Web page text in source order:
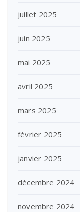
juillet 2025
juin 2025
mai 2025
avril 2025
mars 2025
février 2025
janvier 2025
décembre 2024
novembre 2024